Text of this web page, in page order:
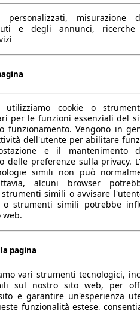
4700 mm
1280 mm
2220 mm
-
2
4
-
-
-
154 l
6
misurazione
e degli annunci,
cookie o
per le funzioni essenziali del
funzionamento. Vengono in
dell'utente per abilitare
e il mantenimento
delle preferenze sulla privacy.
simili non può
alcuni browser
simili o avvisare
o strumenti simili potrebbe
pagina
vari strumenti tecnologici,
sul nostro sito web, per
e garantire un'esperienza
funzionalità estese,